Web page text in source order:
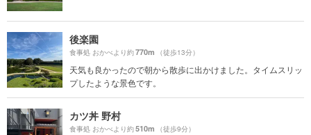
後楽園
食事処 おかべより約770m （徒歩13分）
天気も良かったので朝から散歩に出かけました。タイムスリッ
プしたような景色です。
カツ丼 野村
食事処 おかべより約510m （徒歩9分）